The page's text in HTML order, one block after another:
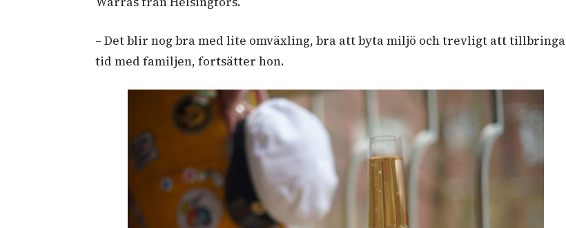
– Det blir nog bra med lite omväxling, bra att byta miljö och trevligt att tillbringa
tid med familjen, fortsätter hon.